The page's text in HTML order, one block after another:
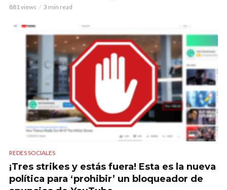
881 views 3 min read
REDES SOCIALES
¡Tres strikes y estás fuera! Esta es la nueva
política para ‘prohibir’ un bloqueador de